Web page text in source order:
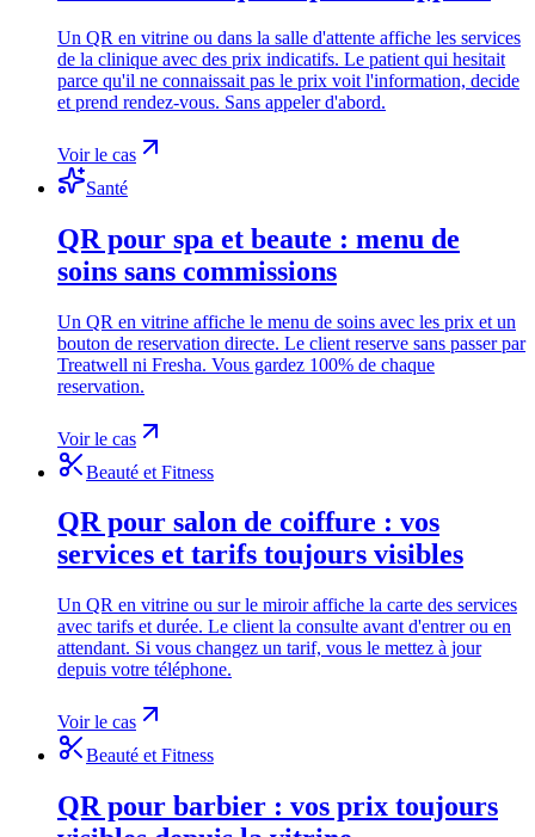
Un QR en vitrine ou dans la salle d'attente affiche les services
de la clinique avec des prix indicatifs. Le patient qui hesitait
parce qu'il ne connaissait pas le prix voit l'information, decide
et prend rendez-vous. Sans appeler d'abord.
Voir le cas
Santé
QR pour spa et beaute : menu de
soins sans commissions
Un QR en vitrine affiche le menu de soins avec les prix et un
bouton de reservation directe. Le client reserve sans passer par
Treatwell ni Fresha. Vous gardez 100% de chaque
reservation.
Voir le cas
Beauté et Fitness
QR pour salon de coiffure : vos
services et tarifs toujours visibles
Un QR en vitrine ou sur le miroir affiche la carte des services
avec tarifs et durée. Le client la consulte avant d'entrer ou en
attendant. Si vous changez un tarif, vous le mettez à jour
depuis votre téléphone.
Voir le cas
Beauté et Fitness
QR pour barbier : vos prix toujours